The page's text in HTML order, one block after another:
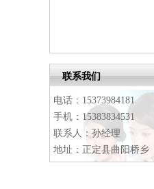
联系我们
电话：15373984181
手机：15383834531
联系人：孙经理
地址：正定县曲阳桥乡